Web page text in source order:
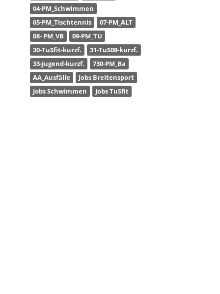
04-PM_Schwimmen
05-PM_Tischtennis
07-PM_ALT
08- PM_VB
09-PM_TU
30-TuSfit-kurzf.
31-TuS08-kurzf.
33-Jugend-kurzf.
730-PM_Ba
AA_Ausfälle
Jobs Breitensport
Jobs Schwimmen
Jobs TuSfit